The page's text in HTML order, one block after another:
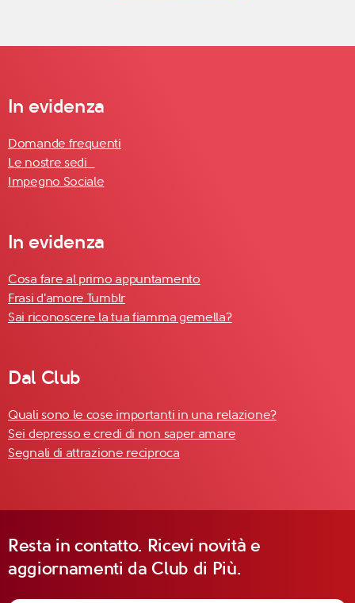
In evidenza
Domande frequenti
Le nostre sedi
Impegno Sociale
In evidenza
Cosa fare al primo appuntamento
Frasi d'amore Tumblr
Sai riconoscere la tua fiamma gemella?
Dal Club
Quali sono le cose importanti in una relazione?
Sei depresso e credi di non saper amare
Segnali di attrazione reciproca
Resta in contatto. Ricevi novità e
aggiornamenti da Club di Più.